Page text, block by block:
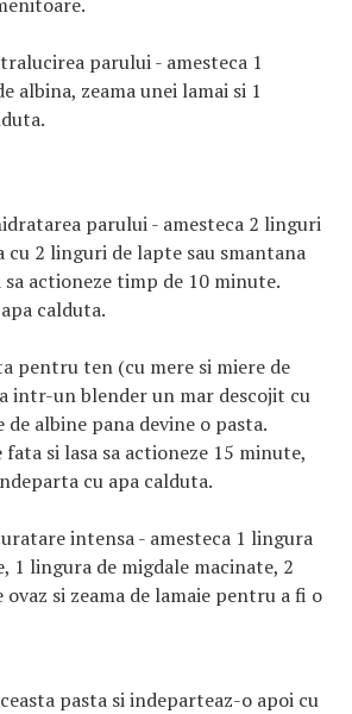
parului- amesteca 1
albina, zeama unei lamai si 1
parului- amesteca 2 linguri
cu 2 linguri de lapte sau smantana
actioneze timp de 10 minute.
calduta.
pentru ten (cu mere si miere de
intr-un blender un mar descojit cu
albine pana devine o pasta.
si lasa sa actioneze 15 minute,
cu apa calduta.
intensa- amesteca 1 lingura
1 lingura de migdale macinate, 2
si zeama de lamaie pentru a fi o
pasta si indeparteaz-o apoi cu